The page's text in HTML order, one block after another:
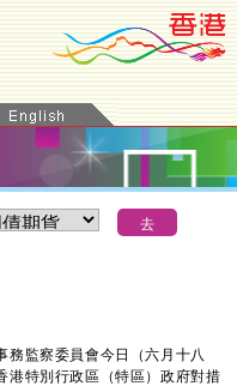
監察委員會今日（六月十八
港特別行政區（特區）政府對措